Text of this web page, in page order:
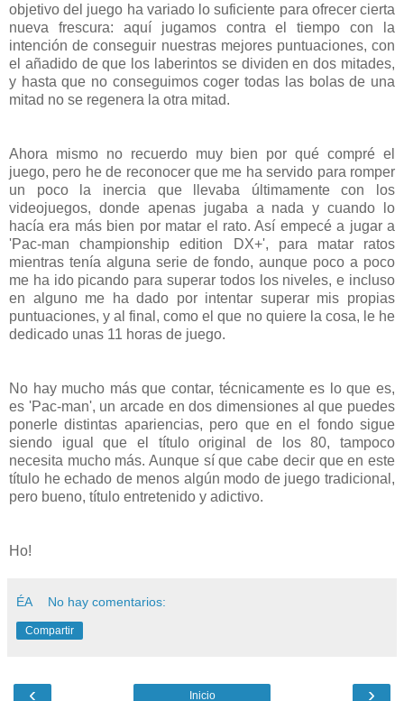
objetivo del juego ha variado lo suficiente para ofrecer cierta
nueva frescura: aquí jugamos contra el tiempo con la
intención de conseguir nuestras mejores puntuaciones, con
el añadido de que los laberintos se dividen en dos mitades,
y hasta que no conseguimos coger todas las bolas de una
mitad no se regenera la otra mitad.
Ahora mismo no recuerdo muy bien por qué compré el
juego, pero he de reconocer que me ha servido para romper
un poco la inercia que llevaba últimamente con los
videojuegos, donde apenas jugaba a nada y cuando lo
hacía era más bien por matar el rato. Así empecé a jugar a
'Pac-man championship edition DX+', para matar ratos
mientras tenía alguna serie de fondo, aunque poco a poco
me ha ido picando para superar todos los niveles, e incluso
en alguno me ha dado por intentar superar mis propias
puntuaciones, y al final, como el que no quiere la cosa, le he
dedicado unas 11 horas de juego.
No hay mucho más que contar, técnicamente es lo que es,
es 'Pac-man', un arcade en dos dimensiones al que puedes
ponerle distintas apariencias, pero que en el fondo sigue
siendo igual que el título original de los 80, tampoco
necesita mucho más. Aunque sí que cabe decir que en este
título he echado de menos algún modo de juego tradicional,
pero bueno, título entretenido y adictivo.
Ho!
ÉA No hay comentarios:
Compartir
‹ ›
Inicio